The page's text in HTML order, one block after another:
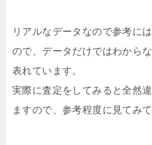
リアルなデータなので参考に
ので、データだけではわから
表れています。
実際に査定をしてみると全然
ますので、参考程度に見てみて